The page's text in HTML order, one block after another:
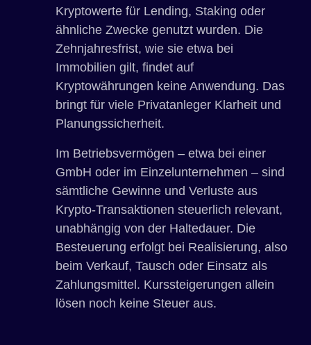
Kryptowerte für Lending, Staking oder
ähnliche Zwecke genutzt wurden. Die
Zehnjahresfrist, wie sie etwa bei
Immobilien gilt, findet auf
Kryptowährungen keine Anwendung. Das
bringt für viele Privatanleger Klarheit und
Planungssicherheit.
Im Betriebsvermögen – etwa bei einer
GmbH oder im Einzelunternehmen – sind
sämtliche Gewinne und Verluste aus
Krypto-Transaktionen steuerlich relevant,
unabhängig von der Haltedauer. Die
Besteuerung erfolgt bei Realisierung, also
beim Verkauf, Tausch oder Einsatz als
Zahlungsmittel. Kurssteigerungen allein
lösen noch keine Steuer aus.